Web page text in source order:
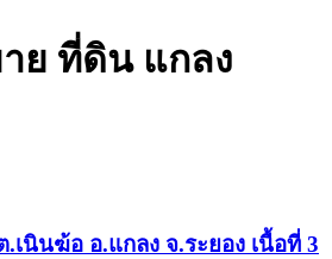
ย ที่ดิน แกลง
เนินฆ้อ อ.แกลง จ.ระยอง เนื้อที่ 3